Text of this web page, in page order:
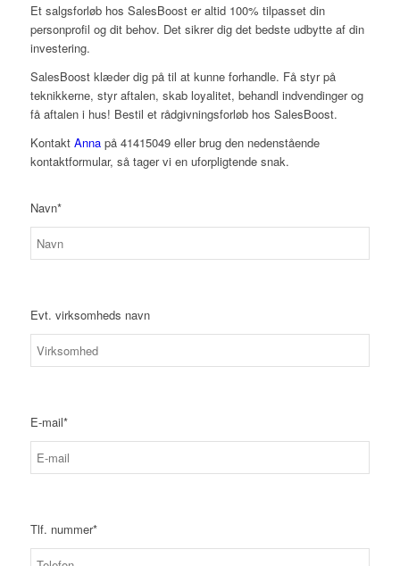
Et salgsforløb hos SalesBoost er altid 100% tilpasset din
personprofil og dit behov. Det sikrer dig det bedste udbytte af din
investering.
SalesBoost klæder dig på til at kunne forhandle. Få styr på
teknikkerne, styr aftalen, skab loyalitet, behandl indvendinger og
få aftalen i hus! Bestil et rådgivningsforløb hos SalesBoost.
Kontakt Annapå 41415049 eller brug den nedenstående
kontaktformular, så tager vi en uforpligtende snak.
Navn*
Evt. virksomheds navn
E-mail*
Tlf. nummer*